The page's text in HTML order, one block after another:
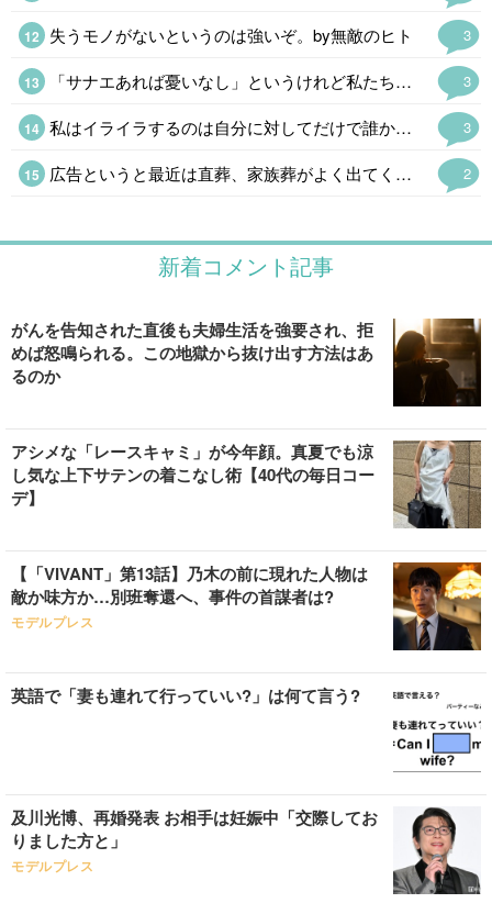
3
失うモノがないというのは強いぞ。by無敵のヒト
3
「サナエあれば憂いなし」というけれど私たちは「ソナエがなくて憂うばかり」である。
3
私はイライラするのは自分に対してだけで誰かがすることにはまあ、ニンゲンがやることだからしょうがない。おもしろいことをするなぁという感じ。 AI君によると「地獄のような脳内環境」だそうだ。
2
広告というと最近は直葬、家族葬がよく出てくるけど、求人サイトの「昆虫·正社員」というのと不動産サイトの「2LDK0.9万円」(超絶事故物件にしてもあり得ない誤植だ)のインパクト半端なかった。
新着コメント記事
がんを告知された直後も夫婦生活を強要され、拒
めば怒鳴られる。この地獄から抜け出す方法はあ
るのか
アシメな「レースキャミ」が今年顔。真夏でも涼
し気な上下サテンの着こなし術【40代の毎日コー
デ】
【「VIVANT」第13話】乃木の前に現れた人物は
敵か味方か…別班奪還へ、事件の首謀者は?
モデルプレス
英語で「妻も連れて行っていい?」は何て言う?
及川光博、再婚発表 お相手は妊娠中「交際してお
りました方と」
モデルプレス